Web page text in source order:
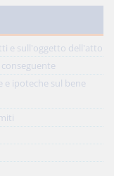
e sull'oggetto dell'atto
ipoteche sul bene